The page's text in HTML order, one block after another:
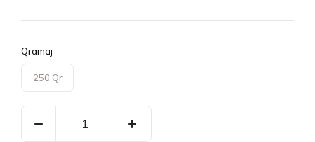
Qramaj
250 Qr